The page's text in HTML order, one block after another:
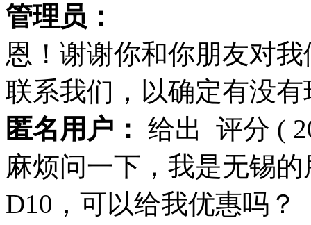
管理员：
恩！谢谢你和你朋友对
联系我们，以确定有没有
匿名用户： 给出 评分 (
麻烦问一下，我是无锡
D10，可以给我优惠吗？